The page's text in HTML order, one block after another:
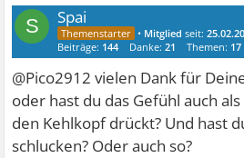
S Spai
• Mitglied seit:
Beiträge: 144 Danke:21 Themen: 17
@Pico2912 vielen Dank für
oder hast du das Gefühl auch
den Kehlkopf drückt? Und hast
schlucken? Oder auch so?